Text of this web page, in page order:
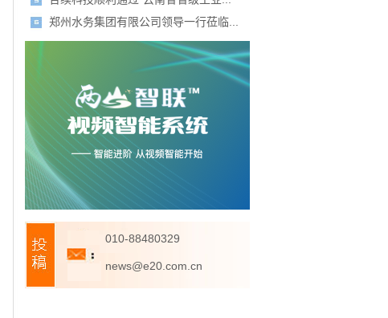
郑州水务集团有限公司领导一行莅临...
010-88480329
news@e20.com.cn